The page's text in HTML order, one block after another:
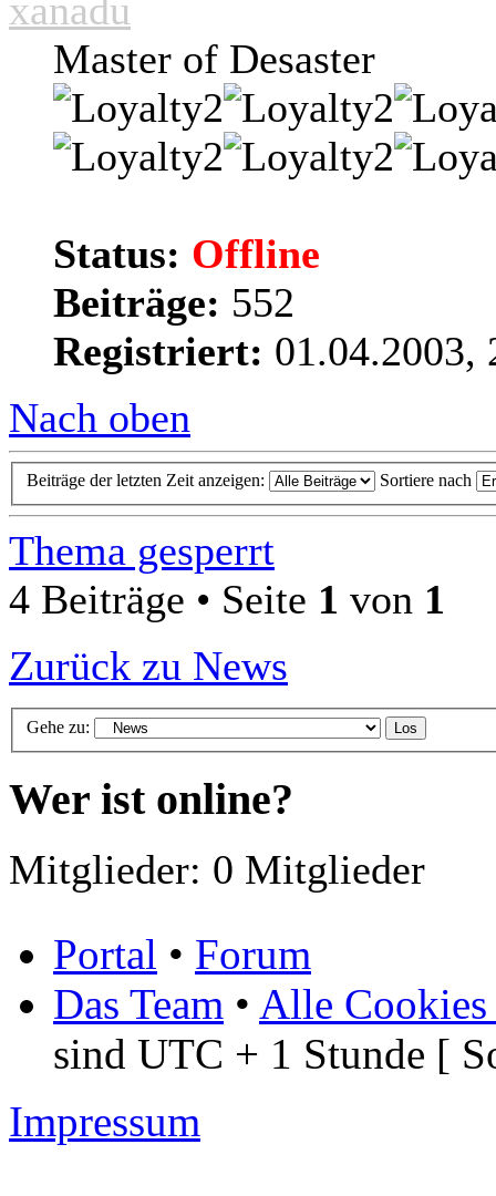
xanadu
Master of Desaster
Status: Offline
Beiträge: 552
Registriert: 01.04.2003,
Nach oben
Beiträge der letzten Zeit anzeigen: Sortiere nach
Thema gesperrt
4 Beiträge • Seite 1 von 1
Zurück zu News
Gehe zu:
Wer ist online?
Mitglieder: 0 Mitglieder
Portal • Forum
Das Team • Alle Cookies
sind UTC + 1 Stunde [
Impressum